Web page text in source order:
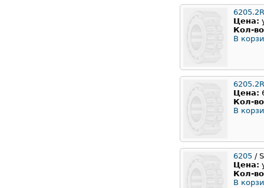
Цена:
Кол-
В
Цена:
Кол-
В
6205 /
Цена:
Кол-
В